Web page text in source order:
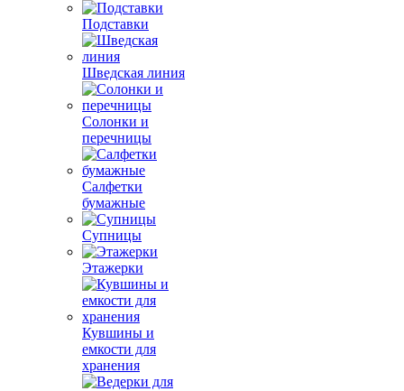
Подставки
Шведская линия
Солонки и
перечницы
Салфетки
бумажные
Супницы
Этажерки
Кувшины и
емкости для
хранения